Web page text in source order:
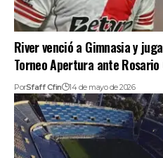
River venció a Gimnasia y
Torneo Apertura ante
PorSfaff Cfin 14 de mayo de 2026